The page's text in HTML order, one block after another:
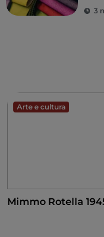
promemoria: qui si
che recita
3
Arte e cultura
Mimmo Rotella